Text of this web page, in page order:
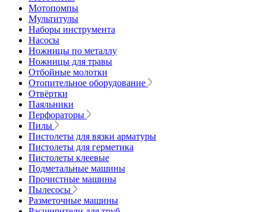
Мотопомпы
Мультитулы
Наборы инструмента
Насосы
Ножницы по металлу
Ножницы для травы
Отбойные молотки
Отопительное оборудование
Отвёртки
Паяльники
Перфораторы
Пилы
Пистолеты для вязки арматуры
Пистолеты для герметика
Пистолеты клеевые
Подметальные машины
Прочистные машины
Пылесосы
Разметочные машины